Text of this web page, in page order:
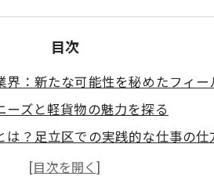
目次
界：新たな可能性を秘めたフィー
ーズと軽貨物の魅力を探る
は？足立区での実践的な仕事の仕
求められる！成功する軽貨物業務